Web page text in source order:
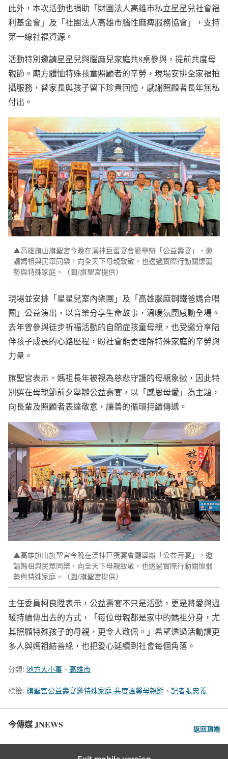
此外，本次活動也捐助「財團法人高雄市私立星星兒社會福
利基金會」及「社團法人高雄市腦性麻痺服務協會」，支持
第一線社福資源。
活動特別邀請星星兒與腦麻兒家庭共8桌參與，提前共度母
親節。廟方體恤特殊孩童照顧者的辛勞，現場安排全家福拍
攝服務，替家長與孩子留下珍貴回憶，感謝照顧者長年無私
付出。
▲高雄旗山旗聖宮今晚在漢神巨蛋宴會廳舉辦「公益壽宴」，邀
請媽祖與民眾同樂，向全天下母親致敬，也透過實際行動關懷弱
勢與特殊家庭。（圖/旗聖宮提供）
現場並安排「星星兒室內樂團」及「高雄腦麻鋼鐵爸媽合唱
團」公益演出，以音樂分享生命故事，溫暖氛圍感動全場。
去年曾參與徒步祈福活動的自閉症孩童母親，也受邀分享陪
伴孩子成長的心路歷程，盼社會能更理解特殊家庭的辛勞與
力量。
旗聖宮表示，媽祖長年被視為慈悲守護的母親象徵，因此特
別選在母親節前夕舉辦公益壽宴，以「感恩母愛」為主題，
向長輩及照顧者表達敬意，讓善的循環持續傳遞。
▲高雄旗山旗聖宮今晚在漢神巨蛋宴會廳舉辦「公益壽宴」，邀
請媽祖與民眾同樂，向全天下母親致敬，也透過實際行動關懷弱
勢與特殊家庭。（圖/旗聖宮提供）
主任委員柯良陞表示，公益壽宴不只是活動，更是將愛與溫
暖持續傳出去的方式，「每位母親都是家中的媽祖分身，尤
其照顧特殊孩子的母親，更令人敬佩。」希望透過活動讓更
多人與媽祖結善緣，也把愛心延續到社會每個角落。
分類: 地方大小事 、 高雄市
標籤: 旗聖宮公益壽宴邀特殊家庭 共度溫馨母親節 、 記者張忠義
今傳媒 JNEWS 返回頂端